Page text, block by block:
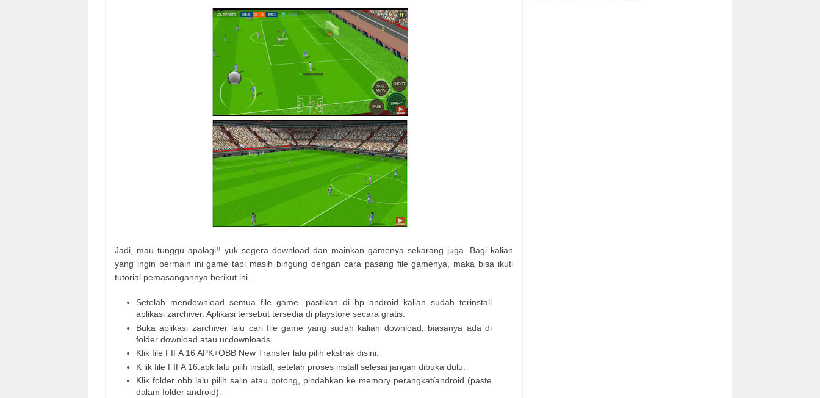
Jadi, mau tunggu apalagi!! yuk segera download dan mainkan gamenya sekarang juga. Bagi kalian
yang ingin bermain ini game tapi masih bingung dengan cara pasang file gamenya, maka bisa ikuti
tutorial pemasangannya berikut ini.
Setelah mendownload semua file game, pastikan di hp android kalian sudah terinstall
aplikasi zarchiver. Aplikasi tersebut tersedia di playstore secara gratis.
Buka aplikasi zarchiver lalu cari file game yang sudah kalian download, biasanya ada di
folder download atau ucdownloads.
Klik file FIFA 16 APK+OBB New Transfer lalu pilih ekstrak disini.
K lik file FIFA 16.apk lalu pilih install, setelah proses install selesai jangan dibuka dulu.
Klik folder obb lalu pilih salin atau potong, pindahkan ke memory perangkat/android (paste
dalam folder android).